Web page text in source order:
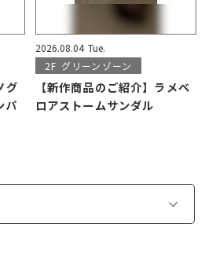
グ
パ
2026.08.04 Tue.
2F グリーンゾーン
【新作商品のご紹介】ラメベ
ロアストームサンダル